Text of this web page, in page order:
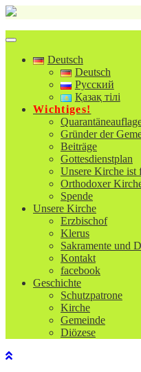
Skip
to
content
Toggle navigation
Deutsch
Deutsch
Русский
Қазақ тілі
Wichtiges!
Gründer der
Beiträge
Gottesdienstplan
Unsere Kirche ist
Orthodoxer
Spende
Unsere Kirche
Erzbischof
Klerus
Sakramente und
Kontakt
facebook
Geschichte
Schutzpatrone
Kirche
Gemeinde
Diözese